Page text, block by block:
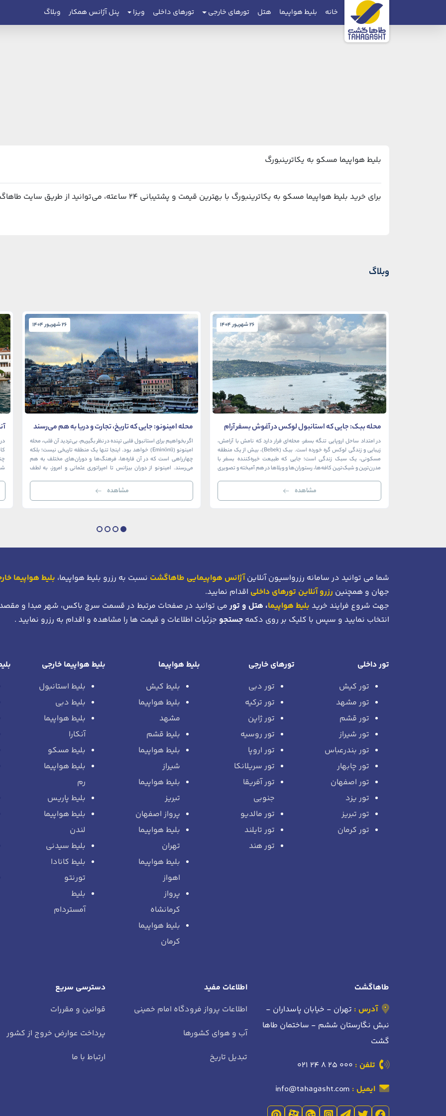
خانه بلیط هواپیما هتل تورهای خارجی تورهای داخلی ویزا پنل آژانس همکار وبلاگ
بلیط هواپیما مسکو به یکاترینبورگ
برای خرید بلیط هواپیما مسکو به یکاترینبورگ با بهترین قیمت و پشتیبانی ۲۴ ساعته، می‌توانید از طریق سایت طاهاگشت اقدام نمایید.
وبلاگ
26 شهریور 1404
محله ببک: جایی که استانبول لوکس در آغوش بسفر آرام
می‌گیرد
در امتداد ساحل اروپایی تنگه بسفر، محله‌ای قرار دارد که نامش با آرامش،
زیبایی و زندگی لوکس گره خورده است. ببک (Bebek)، بیش از یک منطقه
مسکونی، یک سبک زندگی است؛ جایی که طبیعت خیره‌کننده بسفر با
مدرن‌ترین و شیک‌ترین کافه‌ها، رستوران‌ها و ویلاها در هم آمیخته و تصویری
مشاهده
26 شهریور 1404
محله امینونو: جایی که تاریخ، تجارت و دریا به هم می‌رسند
اگر بخواهیم برای استانبول قلبی تپنده در نظر بگیریم، بی‌تردید آن قلب، محله
امینونو (Eminönü) خواهد بود. اینجا تنها یک منطقه تاریخی نیست؛ بلکه
چهارراهی است که در آن قاره‌ها، فرهنگ‌ها و دوران‌های مختلف به هم
می‌رسند. امینونو از دوران بیزانس تا امپراتوری عثمانی و امروز، به لطف
مشاهده
شما می توانید در سامانه رزرواسیون آنلاینآژانس هواپیمایی طاهاگشت نسبت به رزرو بلیط هواپیما، بلیط هواپیما
جهان و همچنین رزرو آنلاین تورهای داخلی اقدام نمایید.
جهت شروع فرایند خرید بلیط هواپیما، هتل و تورمی توانید در صفحات مرتبط در قسمت سرچ باکس، شهر مبدا و
انتخاب نمایید و سپس با کلیک بر روی دکمه جستجو جزئیات اطلاعات و قیمت ها را مشاهده و اقدام به رزرو نمایید .
تور داخلی
تور کیش
تور مشهد
تور قشم
تور شیراز
تور بندرعباس
تور چابهار
تور اصفهان
تور یزد
تور تبریز
تور کرمان
تورهای خارجی
تور دبی
تور ترکیه
تور ژاپن
تور روسیه
تور اروپا
تور سریلانکا
تور آفریقا
جنوبی
تور مالدیو
تور تایلند
تور هند
بلیط هواپیما
بلیط کیش
بلیط هواپیما
مشهد
بلیط قشم
بلیط هواپیما
شیراز
بلیط هواپیما
تبریز
پرواز اصفهان
بلیط هواپیما
تهران
بلیط هواپیما
اهواز
پرواز
کرمانشاه
بلیط هواپیما
کرمان
بلیط هواپیما خارجی
بلیط استانبول
بلیط دبی
بلیط هواپیما
آنکارا
بلیط مسکو
بلیط هواپیما
رم
بلیط پاریس
بلیط هواپیما
لندن
بلیط سیدنی
بلیط کانادا
تورنتو
بلیط
آمستردام
طاهاگشت
آدرس : تهران - خیابان پاسداران -
نبش نگارستان ششم - ساختمان طاها
گشت
تلفن : 021 24 8 25 000
ایمیل : info@tahagasht.com
اطلاعات مفید
اطلاعات پرواز فرودگاه امام خمینی
آب و هوای کشورها
تبدیل تاریخ
دسترسی سریع
قوانین و مقررات
پرداخت عوارض خروج از کشور
ارتباط با ما